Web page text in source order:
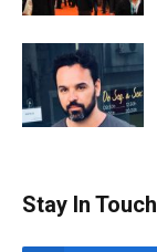
Stay In Touch